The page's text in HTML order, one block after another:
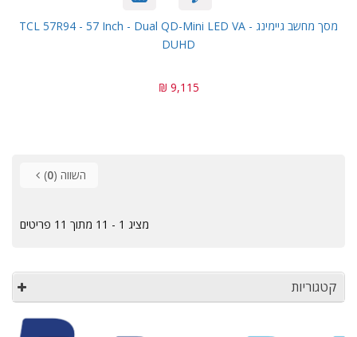
מסך מחשב גיימינג - TCL 57R94 - 57 Inch - Dual QD-Mini LED VA
DUHD
9,115 ₪
השווה (0
)
מציג 1 - 11 מתוך 11 פריטים
קטגוריות